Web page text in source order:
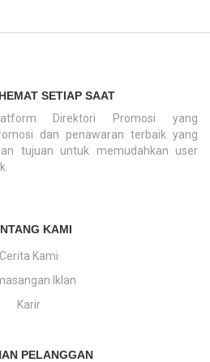
SETIAP SAAT
Direktori Promosi yang
dan penawaran terbaik yang
tujuan untuk memudahkan user
KAMI
Cerita Kami
Iklan
Karir
PELANGGAN